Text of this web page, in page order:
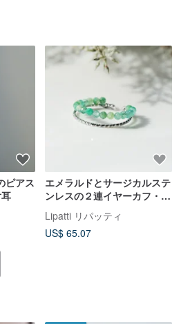
ピアス
エメラルドとサージカルステ
ンレスの２連イヤーカフ・シ
ルバー・ゴールド 叡智の石
Lipatti リパッティ
US$ 65.07